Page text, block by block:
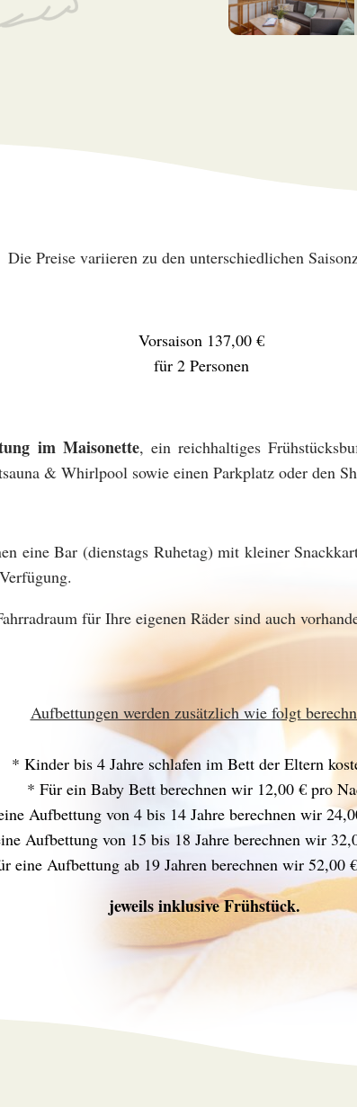
Die Preise variieren zu den unterschiedlichen
Vorsaison 137,00 €
für 2 Personen
im Maisonette, ein reichhaltiges
& Whirlpool sowie einen Parkplatz oder den
eine Bar (dienstags Ruhetag) mit kleiner
für Ihre eigenen Räder sind auch
Aufbettungen werden zusätzlich wie folgt
* Kinder bis 4 Jahre schlafen im Bett der Eltern
* Für ein Baby Bett berechnen wir 12,00 € pro
Aufbettung von 4 bis 14 Jahre berechnen wir
Aufbettung von 15 bis 18 Jahre berechnen wir
eine Aufbettung ab 19 Jahren berechnen wir 52,00
jeweils inklusive Frühstück.